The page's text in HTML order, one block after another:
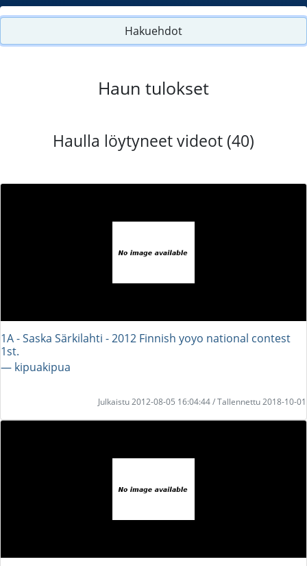
Hakuehdot
Haun tulokset
Haulla löytyneet videot (40)
1A - Saska Särkilahti - 2012 Finnish yoyo national contest
1st.
― kipuakipua
Julkaistu 2012-08-05 16:04:44 / Tallennettu 2018-10-01